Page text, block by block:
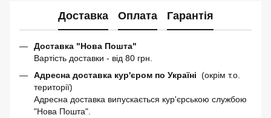
Доставка Оплата Гарантія
Доставка "Нова Пошта"
Вартість доставки - від 80 грн.
Адресна доставка кур'єром по Україні (окрім т.о.
території)
Адресна доставка випускається кур'єрською службою
"Нова Пошта".